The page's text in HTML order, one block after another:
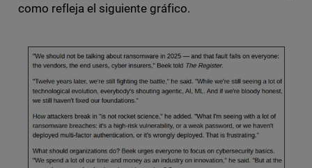
como refleja el siguiente gráfico.